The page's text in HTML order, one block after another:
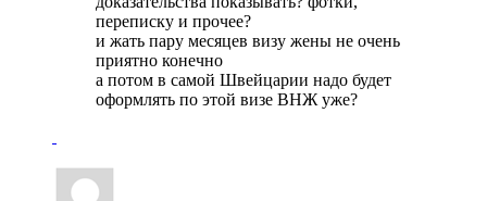
переписку и прочее?
и жать пару месяцев визу жены не очень
приятно конечно
а потом в самой Швейцарии надо будет
оформлять по этой визе ВНЖ уже?